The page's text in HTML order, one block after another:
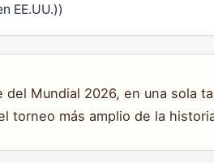
EE.UU.))
del Mundial 2026, en una sola
torneo más amplio de la